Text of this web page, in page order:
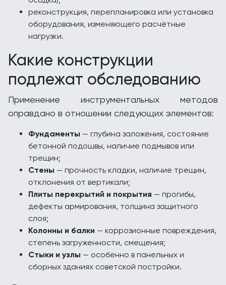
реконструкция, перепланировка или установка
оборудования, изменяющего расчётные
нагрузки.
Какие конструкции
подлежат обследованию
Применение инструментальных методов
оправдано в отношении следующих элементов:
Фундаменты — глубина заложения, состояние
бетонной подошвы, наличие подмывов или
трещин;
Стены — прочность кладки, наличие трещин,
отклонения от вертикали;
Плиты перекрытий и покрытия — прогибы,
дефекты армирования, толщина защитного
слоя;
Колонны и балки — коррозионные повреждения,
степень загруженности, смещения;
Стыки и узлы — особенно в панельных и
сборных зданиях советской постройки.